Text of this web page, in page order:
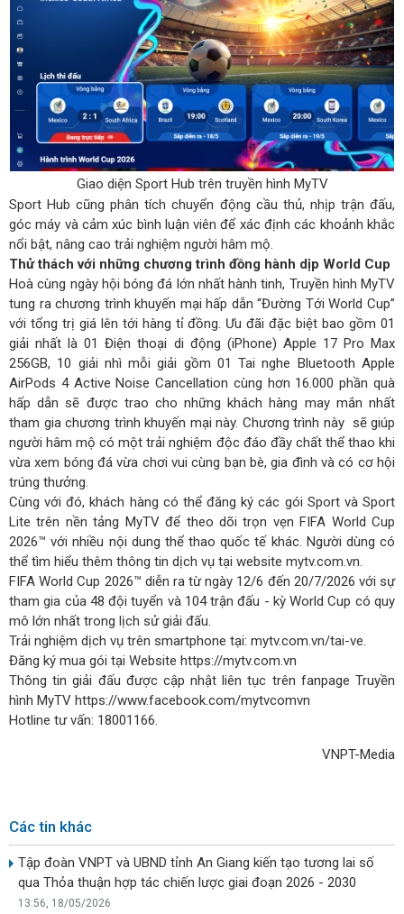
Giao diện Sport Hub trên truyền hình MyTV
Sport Hub cũng phân tích chuyển động cầu thủ, nhịp trận đấu,
góc máy và cảm xúc bình luận viên để xác định các khoảnh khắc
nổi bật, nâng cao trải nghiệm người hâm mộ.
Thử thách với những chương trình đồng hành dịp World Cup
Hoà cùng ngày hội bóng đá lớn nhất hành tinh, Truyền hình MyTV
tung ra chương trình khuyến mại hấp dẫn “Đường Tới World Cup”
với tổng trị giá lên tới hàng tỉ đồng. Ưu đãi đặc biệt bao gồm 01
giải nhất là 01 Điện thoại di động (iPhone) Apple 17 Pro Max
256GB, 10 giải nhì mỗi giải gồm 01 Tai nghe Bluetooth Apple
AirPods 4 Active Noise Cancellation cùng hơn 16.000 phần quà
hấp dẫn sẽ được trao cho những khách hàng may mắn nhất
tham gia chương trình khuyến mại này. Chương trình này sẽ giúp
người hâm mộ có một trải nghiệm độc đáo đầy chất thể thao khi
vừa xem bóng đá vừa chơi vui cùng bạn bè, gia đình và có cơ hội
trúng thưởng.
Cùng với đó, khách hàng có thể đăng ký các gói Sport và Sport
Lite trên nền tảng MyTV để theo dõi trọn vẹn FIFA World Cup
2026™ với nhiều nội dung thể thao quốc tế khác. Người dùng có
thể tìm hiểu thêm thông tin dịch vụ tại website mytv.com.vn.
FIFA World Cup 2026™ diễn ra từ ngày 12/6 đến 20/7/2026 với sự
tham gia của 48 đội tuyển và 104 trận đấu - kỳ World Cup có quy
mô lớn nhất trong lịch sử giải đấu.
Trải nghiệm dịch vụ trên smartphone tại: mytv.com.vn/tai-ve.
Đăng ký mua gói tại Website https://mytv.com.vn
Thông tin giải đấu được cập nhật liên tục trên fanpage Truyền
hình MyTV https://www.facebook.com/mytvcomvn
Hotline tư vấn: 18001166.
VNPT-Media
Các tin khác
Tập đoàn VNPT và UBND tỉnh An Giang kiến tạo tương lai số
qua Thỏa thuận hợp tác chiến lược giai đoạn 2026 - 2030
13:56, 18/05/2026